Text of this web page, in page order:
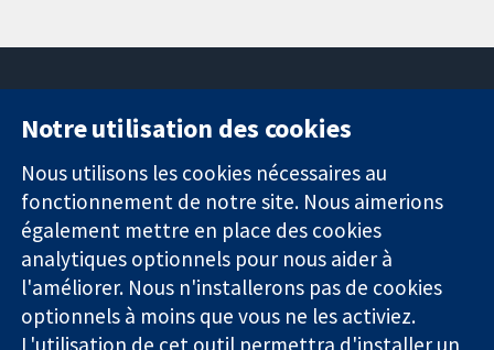
Des données
probantes.
Des décisions
éclairées.
Une meilleure
santé.
11-13 Cavendish
Square
Londres
W1G0AN
Royaume-Uni
nous
Actualités
presse
Qui sommes-
nous
Offres
d'emploi
Notre utilisation des cookies
Nous utilisons les cookies nécessaires au
fonctionnement de notre site. Nous aimerions
également mettre en place des cookies
analytiques optionnels pour nous aider à
l'améliorer. Nous n'installerons pas de cookies
optionnels à moins que vous ne les activiez.
L'utilisation de cet outil permettra d'installer un